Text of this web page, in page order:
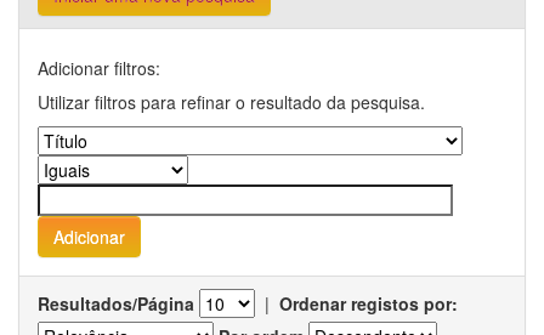
Adicionar filtros:
Utilizar filtros para refinar o resultado da pesquisa.
Resultados/Página | Ordenar registos por: